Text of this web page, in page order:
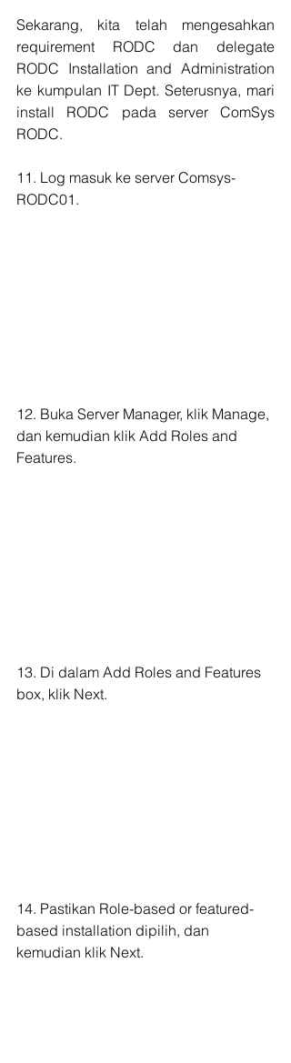
Sekarang, kita telah mengesahkan
requirement RODC dan delegate
RODC Installation and Administration
ke kumpulan IT Dept. Seterusnya, mari
install RODC pada server ComSys
RODC.
11. Log masuk ke server Comsys-
RODC01.
12. Buka Server Manager, klik Manage,
dan kemudian klik Add Roles and
Features.
13. Di dalam Add Roles and Features
box, klik Next.
14. Pastikan Role-based or featured-
based installation dipilih, dan
kemudian klik Next.